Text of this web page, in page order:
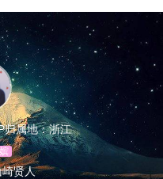
归属地：浙江
贤人